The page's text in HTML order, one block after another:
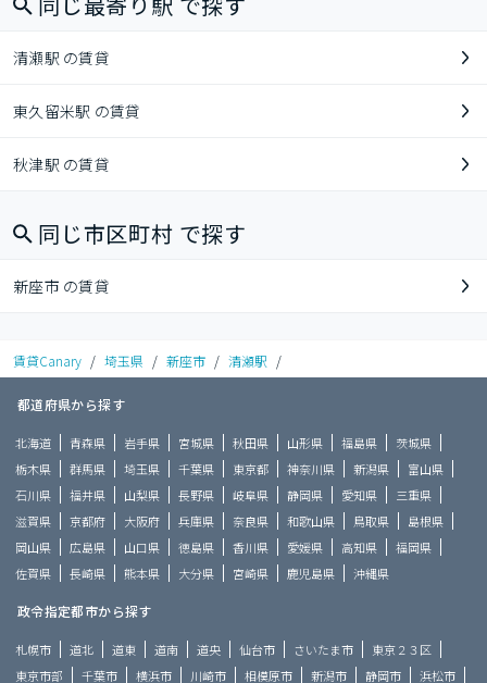
清瀬駅 の賃貸
東久留米駅 の賃貸
秋津駅 の賃貸
同じ市区町村 で探す
新座市 の賃貸
賃貸Canary / 埼玉県 / 新座市 / 清瀬駅 /
都道府県から探す
北海道 青森県 岩手県 宮城県 秋田県 山形県 福島県
茨城県
栃木県
群馬県 埼玉県 千葉県 東京都 神奈川県 新潟県
富山県
石川県
福井県 山梨県 長野県 岐阜県 静岡県 愛知県
三重県
滋賀県
京都府 大阪府 兵庫県 奈良県 和歌山県 鳥取県
島根県
岡山県
広島県 山口県 徳島県 香川県 愛媛県 高知県
福岡県
佐賀県
長崎県 熊本県 大分県 宮崎県 鹿児島県 沖縄県
政令指定都市から探す
札幌市 道北 道東 道南 道央 仙台市 さいたま市
東京２３区
東京市部
千葉市 横浜市 川崎市 相模原市 新潟市 静岡市 浜松市